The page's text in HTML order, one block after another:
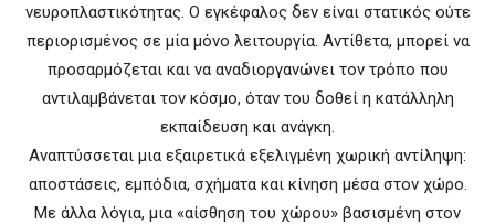
νευροπλαστικότητας. Ο εγκέφαλος δεν είναι στατικός ούτε
περιορισμένος σε μία μόνο λειτουργία. Αντίθετα, μπορεί να
προσαρμόζεται και να αναδιοργανώνει τον τρόπο που
αντιλαμβάνεται τον κόσμο, όταν του δοθεί η κατάλληλη
εκπαίδευση και ανάγκη.
Αναπτύσσεται μια εξαιρετικά εξελιγμένη χωρική αντίληψη:
αποστάσεις, εμπόδια, σχήματα και κίνηση μέσα στον χώρο.
Με άλλα λόγια, μια «αίσθηση του χώρου» βασισμένη στον